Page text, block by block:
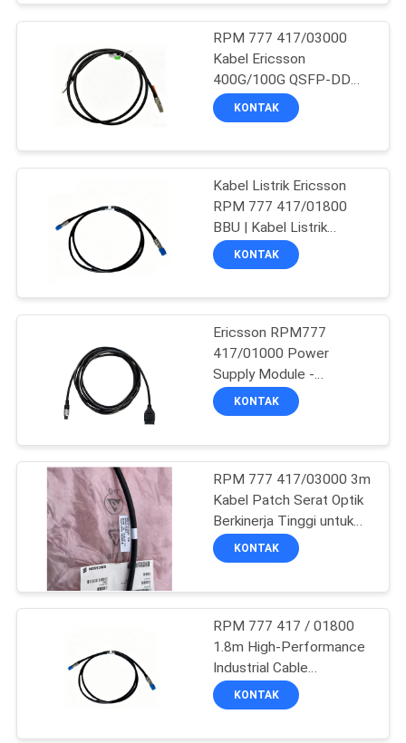
KONTROL
KUALITAS
HUBUNGI
KASUS-
SITEMAP
KEBIJAKAN
PRIVASI
CISCO SFP Modul
Kontrol Industri PLC
Modul Huawei SFP
302
Saklar Ethernet
Cisco
1580
RPM 777 417/03000
Kabel Ericsson
400G/100G QSFP-DD
DACKONTAK
Kabel Listrik Ericsson
RPM 777 417/01800
BBU | Kabel Listrik
Stasiun Pangkalan
KONTAK
Ericsson RPM777
417/01000 Power
Supply Module -
Spesifikasi & Harga
KONTAK
RPM 777 417/03000 3m
Kabel Patch Serat Optik
Berkinerja Tinggi untuk
Transmisi Data yang
Andal
KONTAK
RPM 777 417 / 01800
1.8m High-Performance
Industrial Cable
Assembly. Solusi
Konektivitas Presisi yang
KONTAK